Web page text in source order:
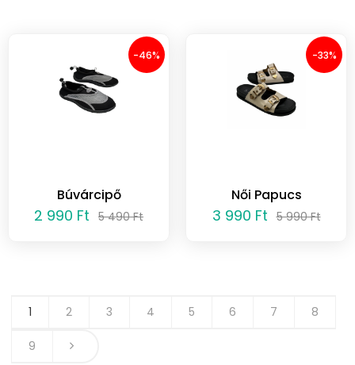
-46%
Búvárcipő
2 990 Ft 5 490 Ft
-33%
Női Papucs
3 990 Ft 5 990 Ft
1 2 3 4 5 6 7 8
9